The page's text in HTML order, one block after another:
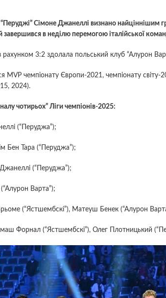
Сімоне Джанеллі визнано найціннішим
завершився в неділю перемогою італійської
рахунком 3:2 здолала польський клуб “Алурон
MVP чемпіонату Європи-2021, чемпіонату світу-
2024).
чотирьох” Ліги чемпіонів-2025:
(“Перуджа”);
Бен Тара (“Перуджа”);
(“Перуджа”);
Варта”);
(“Ястшембскі”), Матеуш Бенек (“Алурон
Форнал (“Ястшембскі”), Олег Плотницький